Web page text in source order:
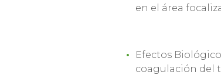
en el área
Efectos
coagulación del